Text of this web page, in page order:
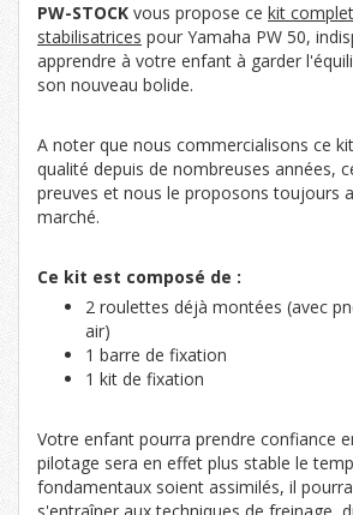
PW-STOCK vous propose ce kit
stabilisatrices pour Yamaha PW 50,
apprendre à votre enfant à garder
son nouveau bolide.
A noter que nous commercialisons ce
qualité depuis de nombreuses années,
preuves et nous le proposons toujours
marché.
Ce kit est composé de :
2 roulettes déjà montées (avec
air)
1 barre de fixation
1 kit de fixation
Votre enfant pourra prendre confiance
pilotage sera en effet plus stable le
fondamentaux soient assimilés, il